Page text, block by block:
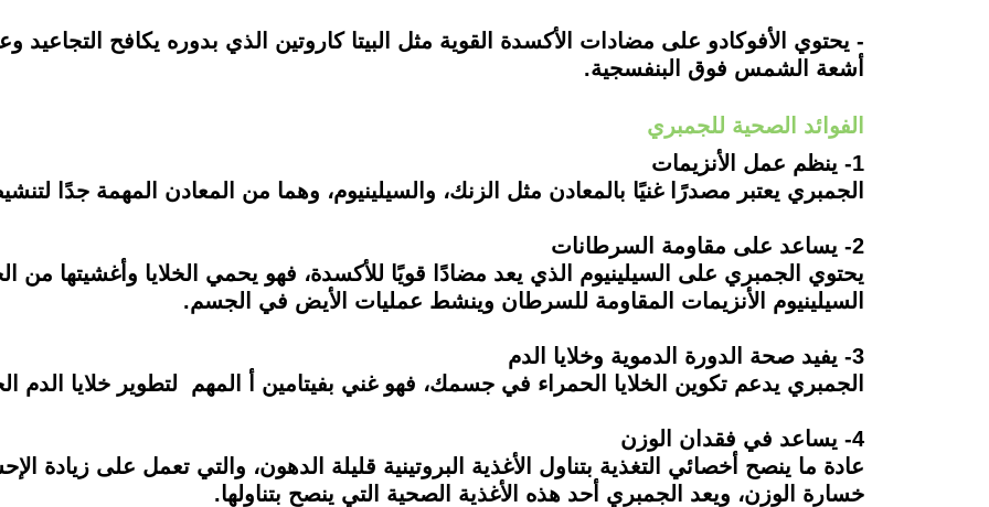
- يحتوي الأفوكادو على مضادات الأكسدة القوية مثل البيتا كاروتين الذي بدوره يكافح التجاعيد
أشعة الشمس فوق البنفسجية.
الفوائد الصحية للجمبري
1- ينظم عمل الأنزيمات
الجمبري يعتبر مصدرًا غنيًا بالمعادن مثل الزنك، والسيلينيوم، وهما من المعادن المهمة جدًا
2- يساعد على مقاومة السرطانات
يحتوي الجمبري على السيلينيوم الذي يعد مضادًا قويًا للأكسدة، فهو يحمي الخلايا وأغشيتها
السيلينيوم الأنزيمات المقاومة للسرطان وينشط عمليات الأيض في الجسم.
3- يفيد صحة الدورة الدموية وخلايا الدم
الجمبري يدعم تكوين الخلايا الحمراء في جسمك، فهو غني بفيتامين أ المهم لتطوير خلايا الدم
4- يساعد في فقدان الوزن
عادة ما ينصح أخصائي التغذية بتناول الأغذية البروتينية قليلة الدهون، والتي تعمل على زيادة
خسارة الوزن، ويعد الجمبري أحد هذه الأغذية الصحية التي ينصح بتناولها.